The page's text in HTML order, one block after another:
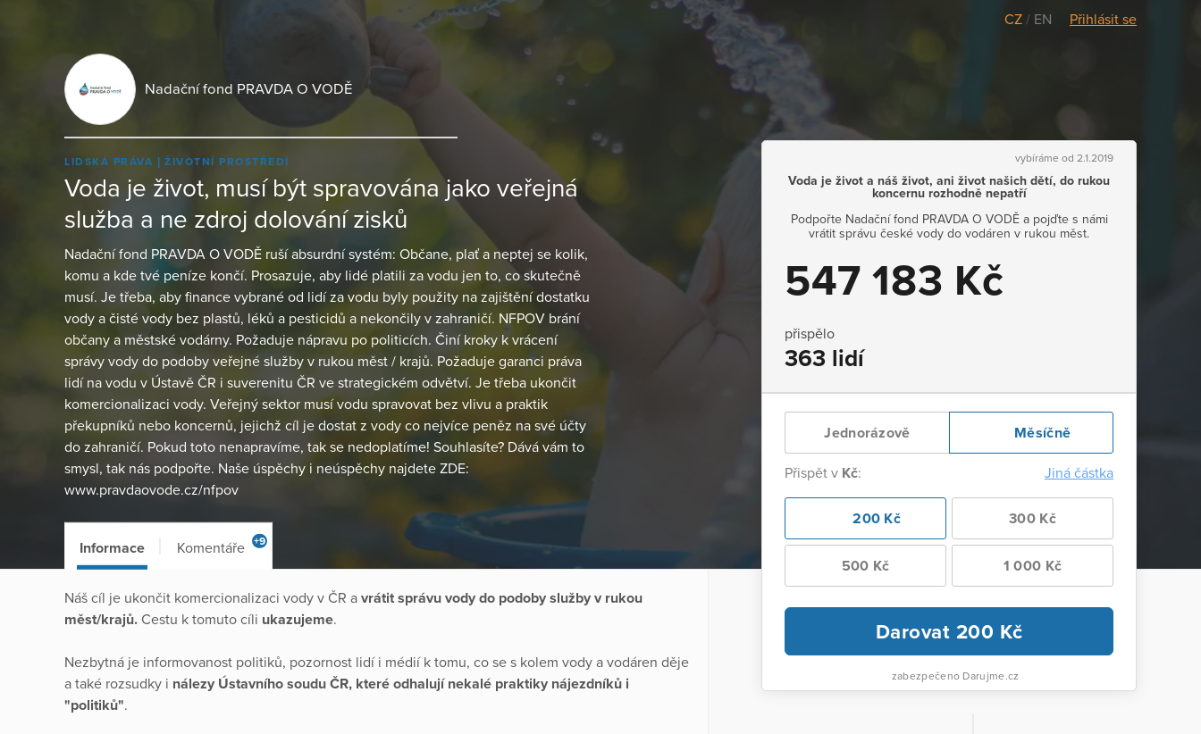
CZ / EN Přihlásit se
Nadační fond PRAVDA O VODĚ
LIDSKÁ PRÁVA ŽIVOTNÍ PROSTŘEDÍ
Voda je život, musí být spravována jako veřejná
služba a ne zdroj dolování zisků
Nadační fond PRAVDA O VODĚ ruší absurdní systém: Občane, plať a neptej se kolik,
komu a kde tvé peníze končí. Prosazuje, aby lidé platili za vodu jen to, co skutečně
musí. Je třeba, aby finance vybrané od lidí za vodu byly použity na zajištění dostatku
vody a čisté vody bez plastů, léků a pesticidů a nekončily v zahraničí. NFPOV brání
občany a městské vodárny. Požaduje nápravu po politicích. Činí kroky k vrácení
správy vody do podoby veřejné služby v rukou měst / krajů. Požaduje garanci práva
lidí na vodu v Ústavě ČR i suverenitu ČR ve strategickém odvětví. Je třeba ukončit
komercionalizaci vody. Veřejný sektor musí vodu spravovat bez vlivu a praktik
překupníků nebo koncernů, jejichž cíl je dostat z vody co nejvíce peněz na své účty
do zahraničí. Pokud toto nenapravíme, tak se nedoplatíme! Souhlasíte? Dává vám to
smysl, tak nás podpořte. Naše úspěchy i neúspěchy najdete ZDE:
www.pravdaovode.cz/nfpov
vybíráme od 2.1.2019
Voda je život a náš život, ani život našich dětí, do rukou
koncernu rozhodně nepatří
Podpořte Nadační fond PRAVDA O VODĚ a pojďte s námi
vrátit správu české vody do vodáren v rukou měst.
547 183 Kč
přispělo
363 lidí
Jednorázově Měsíčně
Přispět v Kč: Jiná částka
200 Kč 300 Kč
500 Kč 1 000 Kč
Darovat 200 Kč
zabezpečeno Darujme.cz
Informace Komentáře +9
Náš cíl je ukončit komercionalizaci vody v ČR a vrátit správu vody do podoby služby v rukou
měst/krajů. Cestu k tomuto cíli ukazujeme.
Nezbytná je informovanost politiků, pozornost lidí i médií k tomu, co se s kolem vody a vodáren děje
a také rozsudky i nálezy Ústavního soudu ČR, které odhalují nekalé praktiky nájezdníků i
"politiků".